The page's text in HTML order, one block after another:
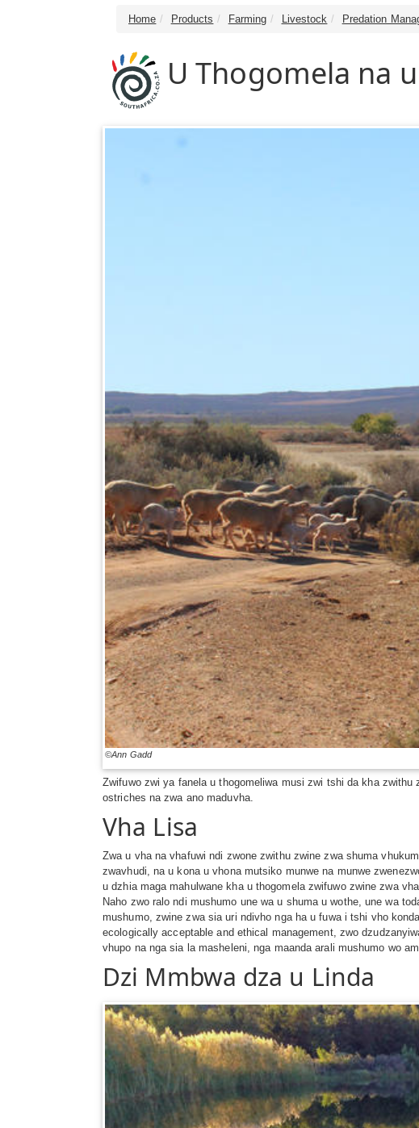
Home Products Farming Livestock Predation
U Thogomela na
©Ann Gadd
Zwifuwo zwi ya fanela u thogomeliwa musi zwi tshi da kha
ostriches na zwa ano maduvha.
Vha Lisa
Zwa u vha na vhafuwi ndi zwone zwithu zwine zwa shuma
zwavhudi, na u kona u vhona mutsiko munwe na munwe
u dzhia maga mahulwane kha u thogomela zwifuwo zwine zwa
Naho zwo ralo ndi mushumo une wa u shuma u wothe, une wa
mushumo, zwine zwa sia uri ndivho nga ha u fuwa i tshi vho
ecologically acceptable and ethical management, zwo
vhupo na nga sia la masheleni, nga maanda arali mushumo wo
Dzi Mmbwa dza u Linda